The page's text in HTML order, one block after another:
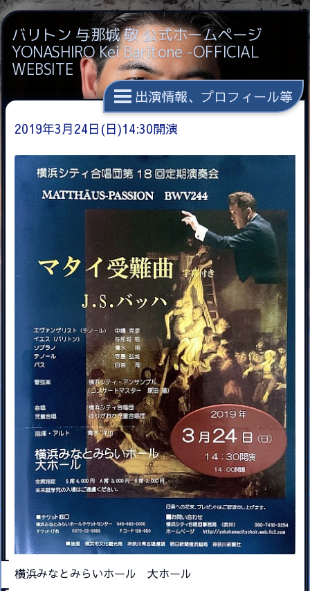
バリトン 与那城 敬 公式ホームページ
YONASHIRO Kei Baritone -OFFICIAL
WEBSITE
出演情報、プロフィール等
2019年3月24日(日)14:30開演
横浜みなとみらいホール 大ホール